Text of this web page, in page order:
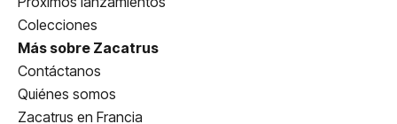
Colecciones
Más sobre Zacatrus
Contáctanos
Quiénes somos
Zacatrus en Francia